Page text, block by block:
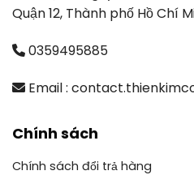
Quận 12, Thành phố Hồ Chí
0359495885
Email :
Chính sách
Chính sách đổi trả hàng